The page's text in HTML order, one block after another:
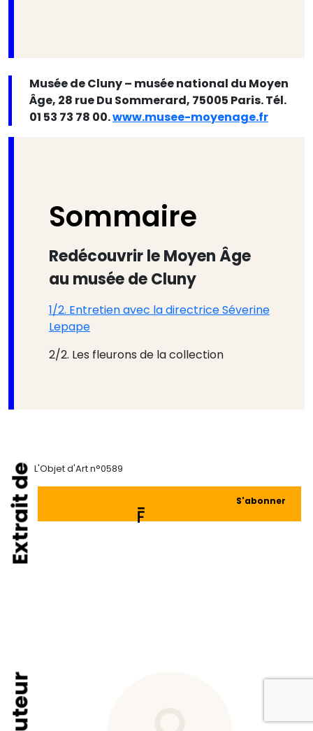
Musée de Cluny – musée national du Moyen
Âge, 28 rue Du Sommerard, 75005 Paris. Tél.
01 53 73 78 00.www.musee-moyenage.fr
Sommaire
Redécouvrir le Moyen Âge
au musée de Cluny
1/2. Entretien avec la directrice Séverine
Lepape
2/2. Les fleurons de la collection
Extrait de L'Objet d'Art n°0589
S'abonner